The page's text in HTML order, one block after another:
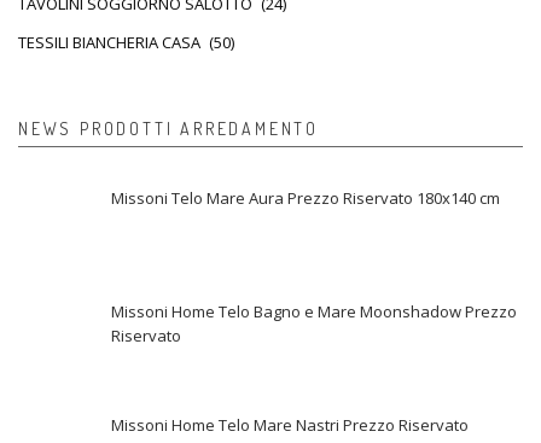
TESSILI BIANCHERIA CASA (50)
NEWS PRODOTTI ARREDAMENTO
Missoni Telo Mare Aura Prezzo Riservato 180x140 cm
Missoni Home Telo Bagno e Mare Moonshadow Prezzo
Riservato
Missoni Home Telo Mare Nastri Prezzo Riservato